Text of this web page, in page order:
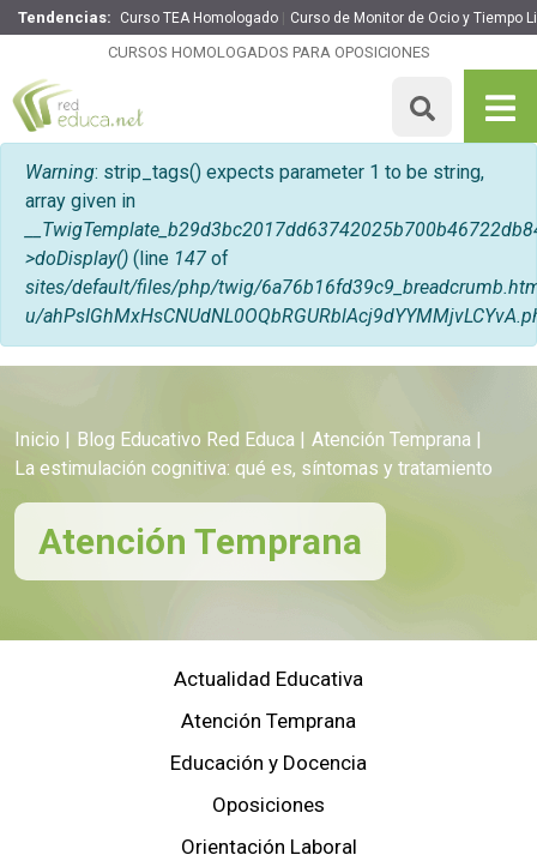
Tendencias: Curso TEA Homologado Curso de Monitor de Ocio y Tiempo
CURSOS HOMOLOGADOS PARA OPOSICIONES
Mensaje de error
Warning: strip_tags() expects parameter 1 to be string,
array given in
>doDisplay() (line 147 of
sites/default/files/php/twig/
u/
Inicio Blog Educativo Red Educa
Atención Temprana
La estimulación cognitiva: qué es, síntomas y tratamiento
Atención Temprana
Actualidad Educativa
Atención Temprana
Educación y Docencia
Oposiciones
Orientación Laboral